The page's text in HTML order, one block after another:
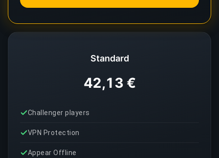
Standard
42,13 €
Challenger players
VPN Protection
Appear Offline